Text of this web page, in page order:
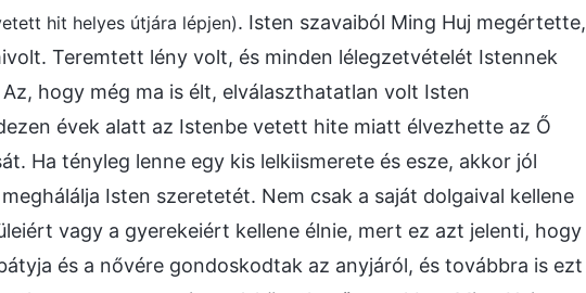
hit helyes útjára lépjen). Isten szavaiból Ming Huj megértette,
Teremtett lény volt, és minden lélegzetvételét Istennek
hogy még ma is élt, elválaszthatatlan volt Isten
évek alatt az Istenbe vetett hite miatt élvezhette az Ő
Ha tényleg lenne egy kis lelkiismerete és esze, akkor jól
Isten szeretetét. Nem csak a saját dolgaival kellene
vagy a gyerekeiért kellene élnie, mert ez azt jelenti, hogy
és a nővére gondoskodtak az anyjáról, és továbbra is ezt